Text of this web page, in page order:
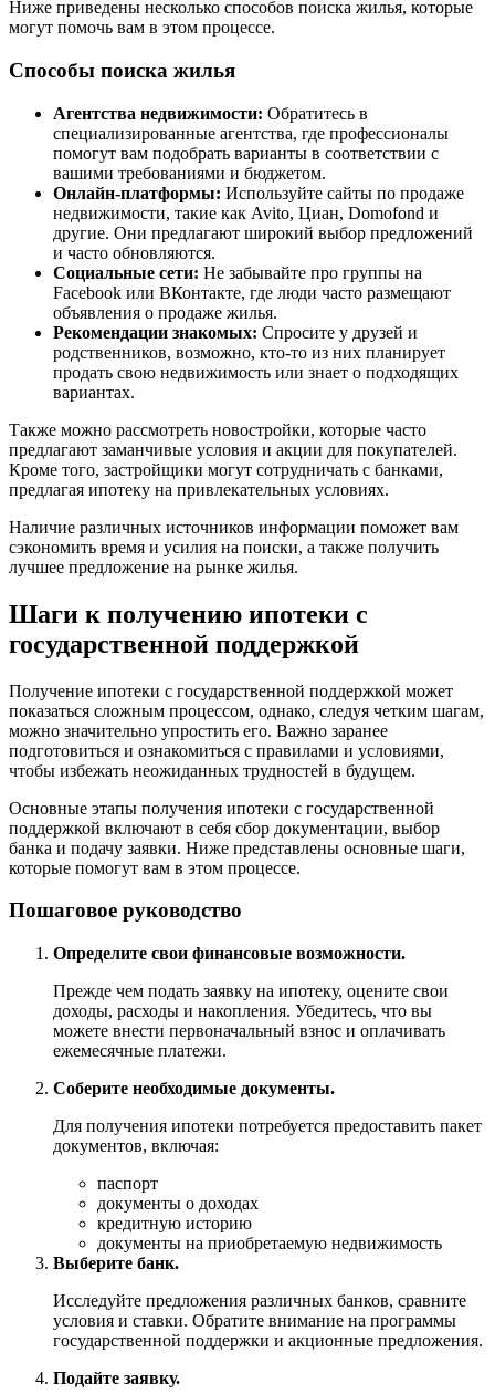
Ниже приведены несколько способов поиска жилья, которые
могут помочь вам в этом процессе.
Способы поиска жилья
Агентства недвижимости: Обратитесь в
специализированные агентства, где профессионалы
помогут вам подобрать варианты в соответствии с
вашими требованиями и бюджетом.
Онлайн-платформы: Используйте сайты по продаже
недвижимости, такие как Avito, Циан, Domofond и
другие. Они предлагают широкий выбор предложений
и часто обновляются.
Социальные сети: Не забывайте про группы на
Facebook или ВКонтакте, где люди часто размещают
объявления о продаже жилья.
Рекомендации знакомых: Спросите у друзей и
родственников, возможно, кто-то из них планирует
продать свою недвижимость или знает о подходящих
вариантах.
Также можно рассмотреть новостройки, которые часто
предлагают заманчивые условия и акции для покупателей.
Кроме того, застройщики могут сотрудничать с банками,
предлагая ипотеку на привлекательных условиях.
Наличие различных источников информации поможет вам
сэкономить время и усилия на поиски, а также получить
лучшее предложение на рынке жилья.
Шаги к получению ипотеки с
государственной поддержкой
Получение ипотеки с государственной поддержкой может
показаться сложным процессом, однако, следуя четким шагам,
можно значительно упростить его. Важно заранее
подготовиться и ознакомиться с правилами и условиями,
чтобы избежать неожиданных трудностей в будущем.
Основные этапы получения ипотеки с государственной
поддержкой включают в себя сбор документации, выбор
банка и подачу заявки. Ниже представлены основные шаги,
которые помогут вам в этом процессе.
Пошаговое руководство
Определите свои финансовые возможности.
Прежде чем подать заявку на ипотеку, оцените свои
доходы, расходы и накопления. Убедитесь, что вы
можете внести первоначальный взнос и оплачивать
ежемесячные платежи.
Соберите необходимые документы.
Для получения ипотеки потребуется предоставить пакет
документов, включая:
паспорт
документы о доходах
кредитную историю
документы на приобретаемую недвижимость
Выберите банк.
Исследуйте предложения различных банков, сравните
условия и ставки. Обратите внимание на программы
государственной поддержки и акционные предложения.
Подайте заявку.